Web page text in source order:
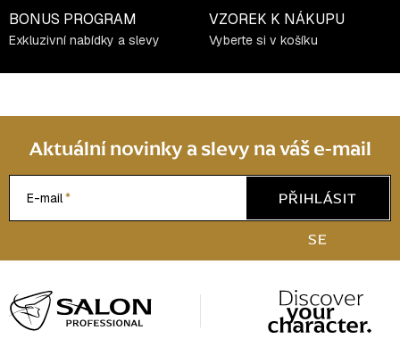
BONUS PROGRAM
Exkluzivní nabídky a slevy
VZOREK K NÁKUPU
Vyberte si v košíku
Aktuální novinky a slevy na váš e-mail
E-mail
PŘIHLÁSIT
SE
á
p